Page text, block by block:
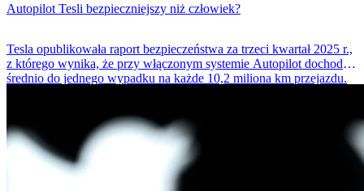
Autopilot Tesli bezpieczniejszy niż człowiek?
Tesla opublikowała raport bezpieczeństwa za trzeci kwartał 2025 r.,
z którego wynika, że przy włączonym systemie Autopilot dochodzi
średnio do jednego wypadku na każde 10,2 miliona km przejazdu.
bezpieczniejszy niż przeciętny kierowca. Ale czy te dane mówią
całą prawdę?